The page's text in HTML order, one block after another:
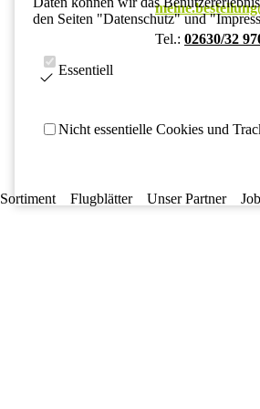
den Seiten "Datenschutz" und
Essentiell
Nicht essentielle Cookies und
Tel.: 02630/32
Sortiment Flugblätter Unser Partner